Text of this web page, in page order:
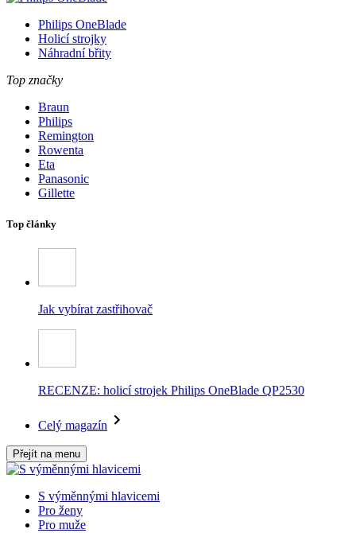
Philips OneBlade
Holicí strojky
Náhradní břity
Top značky
Braun
Philips
Remington
Rowenta
Eta
Panasonic
Gillette
Top články
Jak vybírat zastřihovač
RECENZE: holicí strojek Philips OneBlade QP2530
Celý magazín
Přejít na menu
S výměnnými hlavicemi
Pro ženy
Pro muže